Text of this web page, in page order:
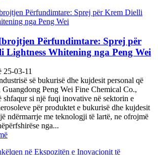
Përfundimtare: Sprej për
Lightness Whitening nga Peng Wei
25-03-11
së bukurisë dhe kujdesit personal që
Peng Wei Fine Chemical Co.,
shfaqur si një fuqi inovative në sektorin e
për produktet e bukurisë dhe kujdesit
ndërmarrje me teknologji të lartë, ne ofrojmë
nga...